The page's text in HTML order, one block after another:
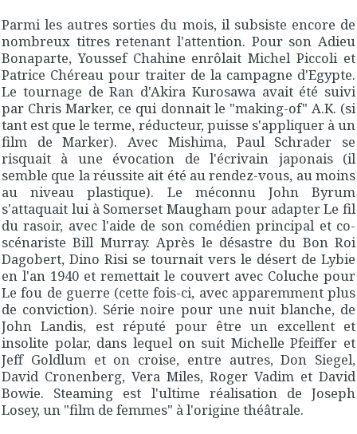
Parmi les autres sorties du mois, il subsiste encore de
nombreux titres retenant l'attention. Pour son Adieu
Bonaparte, Youssef Chahine enrôlait Michel Piccoli et
Patrice Chéreau pour traiter de la campagne d'Egypte.
Le tournage deRan d'Akira Kurosawa avait été suivi
par Chris Marker, ce qui donnait le "making-of" A.K. (si
tant est que le terme, réducteur, puisse s'appliquer à un
film de Marker). Avec Mishima, Paul Schrader se
risquait à une évocation de l'écrivain japonais (il
semble que la réussite ait été au rendez-vous, au moins
au niveau plastique). Le méconnu John Byrum
s'attaquait lui à Somerset Maugham pour adapterLe fil
du rasoir, avec l'aide de son comédien principal et co-
scénariste Bill Murray. Après le désastre du Bon Roi
Dagobert, Dino Risi se tournait vers le désert de Lybie
en l'an 1940 et remettait le couvert avec Coluche pour
Le fou de guerre (cette fois-ci, avec apparemment plus
de conviction). Série noire pour une nuit blanche, de
John Landis, est réputé pour être un excellent et
insolite polar, dans lequel on suit Michelle Pfeiffer et
Jeff Goldlum et on croise, entre autres, Don Siegel,
David Cronenberg, Vera Miles, Roger Vadim et David
Bowie. Steaming est l'ultime réalisation de Joseph
Losey, un "film de femmes" à l'origine théâtrale.